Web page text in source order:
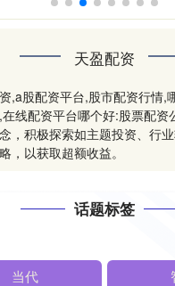
天盈配资
,a股配资平台,股市配资行情,
线配资平台哪个好:股票配资
，积极探索如主题投资、行
，以获取超额收益。
话题标签
当代